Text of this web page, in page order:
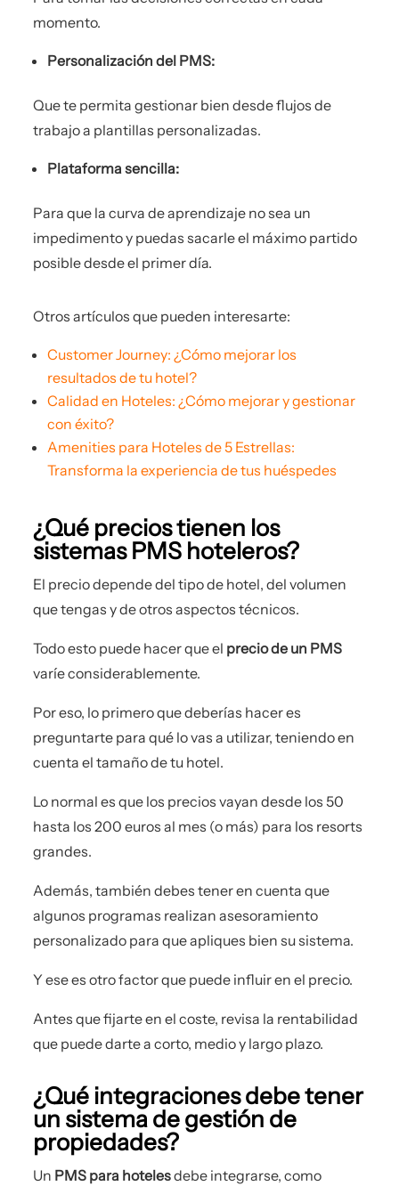
momento.
Personalización del PMS:
Que te permita gestionar bien desde flujos de
trabajo a plantillas personalizadas.
Plataforma sencilla:
Para que la curva de aprendizaje no sea un
impedimento y puedas sacarle el máximo partido
posible desde el primer día.
Otros artículos que pueden interesarte:
Customer Journey: ¿Cómo mejorar los
resultados de tu hotel?
Calidad en Hoteles: ¿Cómo mejorar y gestionar
con éxito?
Amenities para Hoteles de 5 Estrellas:
Transforma la experiencia de tus huéspedes
¿Qué precios tienen los
sistemas PMS hoteleros?
El precio depende del tipo de hotel, del volumen
que tengas y de otros aspectos técnicos.
Todo esto puede hacer que el precio de un PMS
varíe considerablemente.
Por eso, lo primero que deberías hacer es
preguntarte para qué lo vas a utilizar, teniendo en
cuenta el tamaño de tu hotel.
Lo normal es que los precios vayan desde los 50
hasta los 200 euros al mes (o más) para los resorts
grandes.
Además, también debes tener en cuenta que
algunos programas realizan asesoramiento
personalizado para que apliques bien su sistema.
Y ese es otro factor que puede influir en el precio.
Antes que fijarte en el coste, revisa la rentabilidad
que puede darte a corto, medio y largo plazo.
¿Qué integraciones debe tener
un sistema de gestión de
propiedades?
Un PMS para hotelesdebe integrarse, como